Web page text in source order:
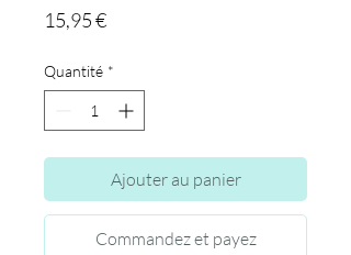
15,95 €Prix
Quantité *
Ajouter au panier
Commandez et payez